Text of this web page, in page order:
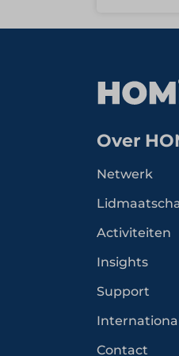
Over
Netwerk
Activiteiten
Insights
Support
Contact